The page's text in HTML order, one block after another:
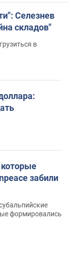
Селезнев
складов"
в
забили
формировались